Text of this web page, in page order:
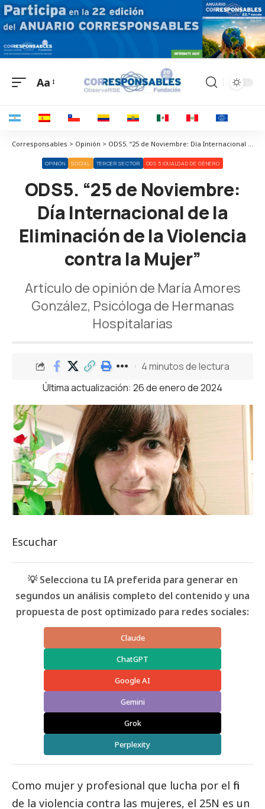
Aa
Corresponsables > Opinión > ODS5. “25 de Noviembre: Día Internacional de la Eliminación de la Violencia contra la Mujer”
OPINIÓN SOCIAL TERCER SECTOR ODS 5 IGUALDAD DE GÉNERO
ODS5. “25 de Noviembre:
Día Internacional de la
Eliminación de la Violencia
contra la Mujer”
Artículo de opinión de María Amores
González, Psicóloga de Hermanas
Hospitalarias
Última actualización: 26 de enero de 2024
4 minutos de lectura
Escuchar
💡 Selecciona tu IA preferida para generar en
segundos un análisis completo del contenido y una
propuesta de post optimizado para redes sociales:
Claude
ChatGPT
Google AI
Gemini
Grok
Perplexity
Como mujer y profesional que lucha por el fin
de la violencia contra las mujeres, el 25N es un